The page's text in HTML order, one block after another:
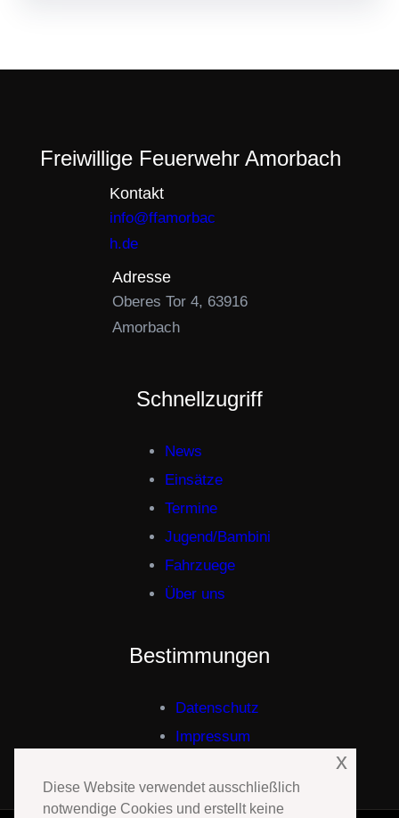
Freiwillige Feuerwehr Amorbach
Kontakt
info@ffamorbac
h.de
Adresse
Oberes Tor 4, 63916
Amorbach
Schnellzugriff
News
Einsätze
Termine
Jugend/Bambini
Fahrzuege
Über uns
Bestimmungen
Datenschutz
Impressum
Diese Website verwendet ausschließlich
notwendige Cookies und erstellt keine
x